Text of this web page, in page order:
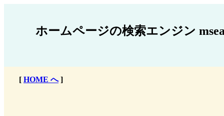
ホームページの検索エンジン
[ HOME へ]